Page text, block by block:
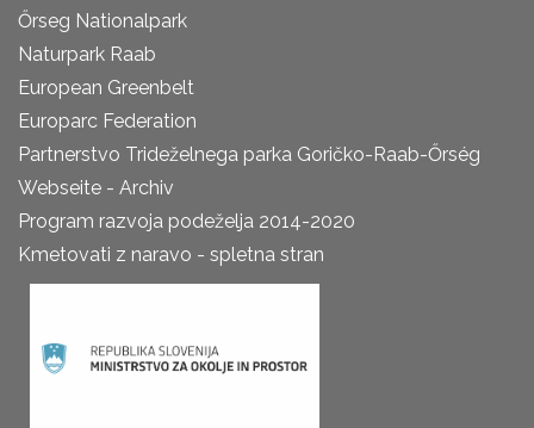
Őrseg Nationalpark
Naturpark Raab
European Greenbelt
Europarc Federation
Partnerstvo Trideželnega parka Goričko-Raab-Őrség
Webseite - Archiv
Program razvoja podeželja 2014-2020
Kmetovati z naravo - spletna stran